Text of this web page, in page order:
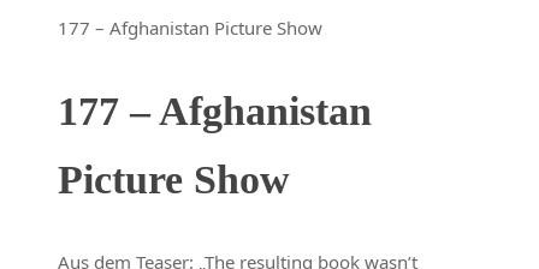
Startseite
177 – Afghanistan Picture Show
177 – Afghanistan
Picture Show
Aus dem Teaser: „The resulting book wasn’t